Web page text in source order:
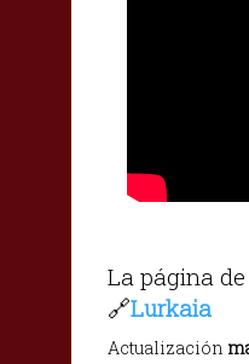
La página
🔗Lurkaia
Actualización